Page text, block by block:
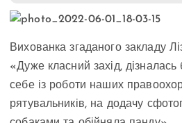
Вихованка згаданого закладу
«Дуже класний захід, дізналась
себе із роботи наших
рятувальників, на додачу